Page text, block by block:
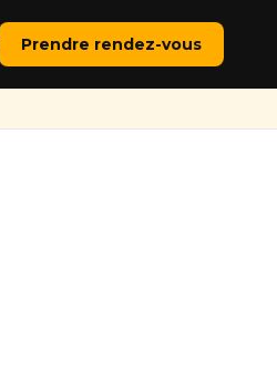
Prendre rendez-vous